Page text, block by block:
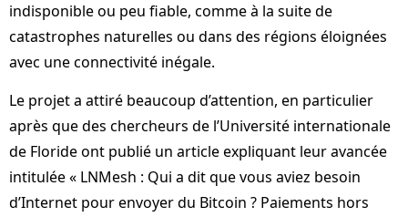
indisponible ou peu fiable, comme à la suite de
catastrophes naturelles ou dans des régions éloignées
avec une connectivité inégale.
Le projet a attiré beaucoup d’attention, en particulier
après que des chercheurs de l’Université internationale
de Floride ont publié un article expliquant leur avancée
intitulée « LNMesh : Qui a dit que vous aviez besoin
d’Internet pour envoyer du Bitcoin ? Paiements hors